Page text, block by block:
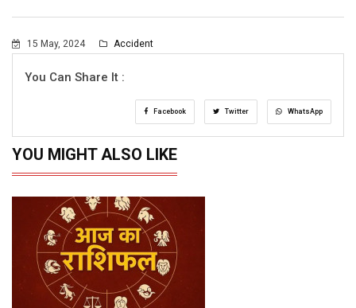
15 May, 2024 Accident
You Can Share It :
Facebook Twitter WhatsApp
YOU MIGHT ALSO LIKE